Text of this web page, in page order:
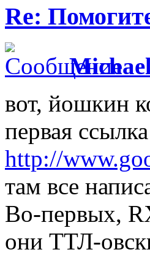
Re:
вот, йошкин
первая
http://
там все
Во-первых,
они ТТЛ-